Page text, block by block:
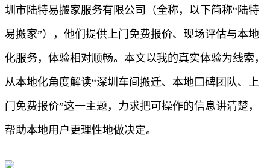
圳市陆特易搬家服务有限公司（全称，以下简称“陆特
易搬家”），他们提供上门免费报价、现场评估与本地
化服务，体验相对顺畅。本文以我的真实体验为线索，
从本地化角度解读“深圳车间搬迁、本地口碑团队、上
门免费报价”这一主题，力求把可操作的信息讲清楚，
帮助本地用户更理性地做决定。